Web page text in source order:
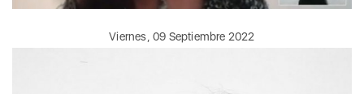
Viernes, 09 Septiembre 2022